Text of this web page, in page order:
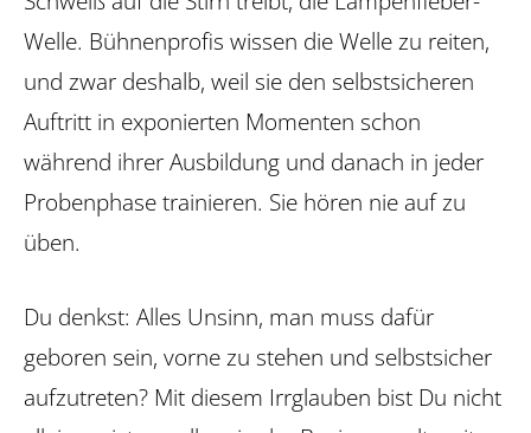
Welle. Bühnenprofis wissen die Welle zu reiten,
und zwar deshalb, weil sie den selbstsicheren
Auftritt in exponierten Momenten schon
während ihrer Ausbildung und danach in jeder
Probenphase trainieren. Sie hören nie auf zu
üben.
Du denkst: Alles Unsinn, man muss dafür
geboren sein, vorne zu stehen und selbstsicher
aufzutreten? Mit diesem Irrglauben bist Du nicht